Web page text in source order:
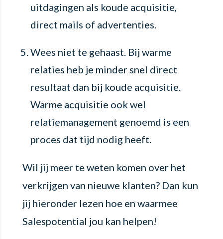
uitdagingen als koude acquisitie,
direct mails of advertenties.
Wees niet te gehaast. Bij warme
relaties heb je minder snel direct
resultaat dan bij koude acquisitie.
Warme acquisitie ook wel
relatiemanagement genoemd is een
proces dat tijd nodig heeft.
Wil jij meer te weten komen over het
verkrijgen van nieuwe klanten? Dan kun
jij hieronder lezen hoe en waarmee
Salespotential jou kan helpen!